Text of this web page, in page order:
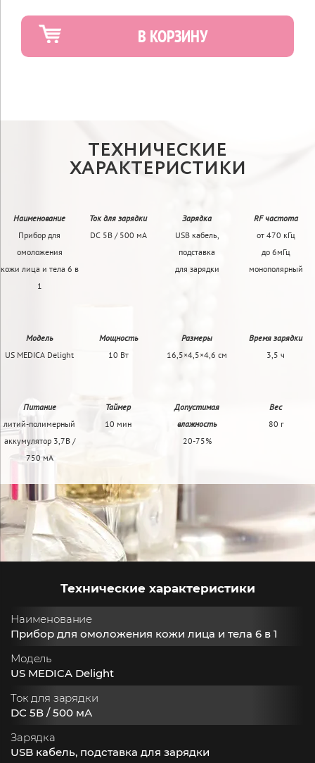
В КОРЗИНУ
ТЕХНИЧЕСКИЕ
ХАРАКТЕРИСТИКИ
Наименование
Прибор для
омоложения
кожи лица и тела 6 в
1
Ток для зарядки
DC 5В / 500 мА
Зарядка
USB кабель,
подставка
для зарядки
RF частота
от 470 кГц
до 6мГц
монополярный
Модель
US MEDICA Delight
Мощность
10 Вт
Размеры
16,5×4,5×4,6 см
Время зарядки
3,5 ч
Питание
литий-полимерный
аккумулятор 3,7В /
750 мА
Таймер
10 мин
Допустимая
влажность
20-75%
Вес
80 г
Технические характеристики
Наименование
Прибор для омоложения кожи лица и тела 6 в 1
Модель
US MEDICA Delight
Ток для зарядки
DC 5В / 500 мА
Зарядка
USB кабель, подставка для зарядки